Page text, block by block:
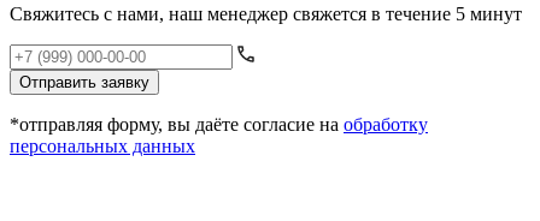
Свяжитесь с нами, наш менеджер свяжется в течение 5 минут
Отправить заявку
*отправляя форму, вы даёте согласие на обработку
персональных данных